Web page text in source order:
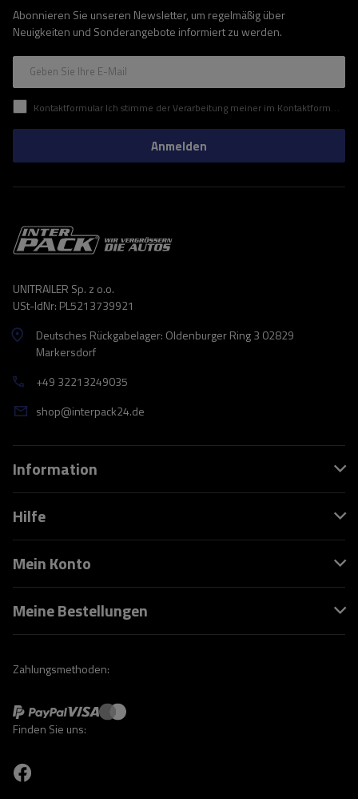
Abonnieren Sie unseren Newsletter, um regelmäßig über
Neuigkeiten und Sonderangebote informiert zu werden.
Geben Sie Ihre E-Mail
Kontaktformular Ich stimme der Verarbeitung meiner im Kontaktformular enthaltenen personenbezogenen Daten gemäß der Verordnung (EU) des Europäischen Parlaments und des Rates zu.
Anmelden
UNITRAILER Sp. z o.o.
USt-IdNr: PL5213739921
Deutsches Rückgabelager: Oldenburger Ring 3 02829
Markersdorf
+49 32213249035
shop@interpack24.de
Information
Hilfe
Mein Konto
Meine Bestellungen
Zahlungsmethoden:
Finden Sie uns: